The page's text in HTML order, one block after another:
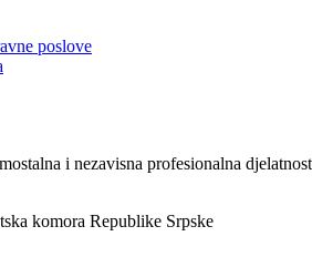
poslove
i nezavisna profesionalna
komora Republike Srpske